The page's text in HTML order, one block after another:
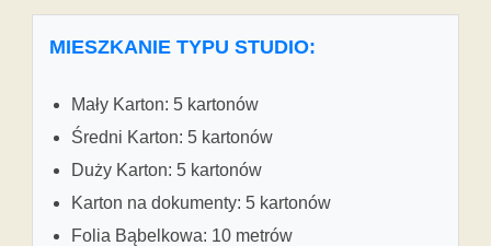
MIESZKANIE TYPU STUDIO:
Mały Karton: 5 kartonów
Średni Karton: 5 kartonów
Duży Karton: 5 kartonów
Karton na dokumenty: 5 kartonów
Folia Bąbelkowa: 10 metrów